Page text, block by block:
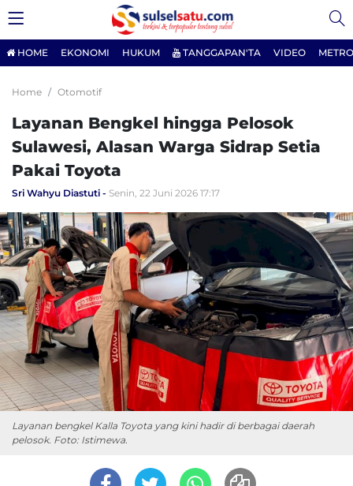
HOME EKONOMI HUKUM TANGGAPAN'TA VIDEO
Home Otomotif
Layanan Bengkel hingga Pelosok
Sulawesi, Alasan Warga Sidrap Setia
Pakai Toyota
Sri Wahyu Diastuti Senin, 22 Juni 2026 17:17
Layanan bengkel Kalla Toyota yang kini hadir di berbagai daerah
pelosok. Foto: Istimewa.